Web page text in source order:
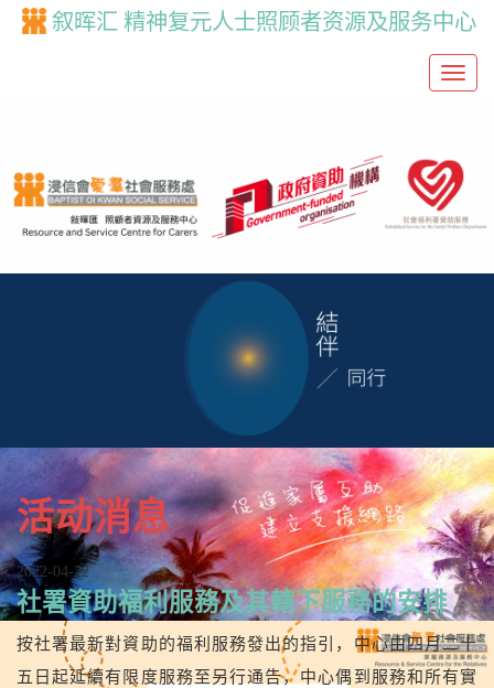
叙晖汇 精神复元人士照顾者资源及服务中心
T
g
l
o
n
活动消息
2022-04-22
社署資助福利服務及其轄下服務的安排
按社署最新對資助的福利服務發出的指引，中心由四月二十
五日起延續有限度服務至另行通告，中心偶到服務和所有實